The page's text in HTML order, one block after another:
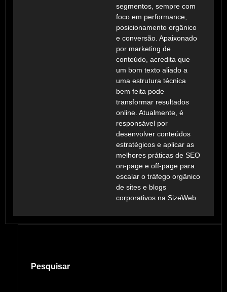
segmentos, sempre com
foco em performance,
posicionamento orgânico
e conversão. Apaixonado
por marketing de
conteúdo, acredita que
um bom texto aliado a
uma estrutura técnica
bem feita pode
transformar resultados
online. Atualmente, é
responsável por
desenvolver conteúdos
estratégicos e aplicar as
melhores práticas de SEO
on-page e off-page para
escalar o tráfego orgânico
de sites e blogs
corporativos na SizeWeb.
Pesquisar